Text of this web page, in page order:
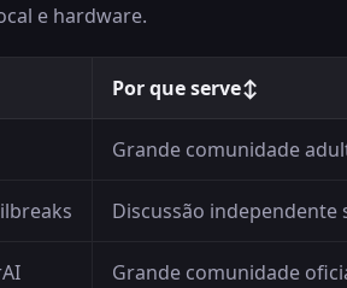
e hardware.
Por que serve↕
Grande comunidade
Discussão
Grande comunidade